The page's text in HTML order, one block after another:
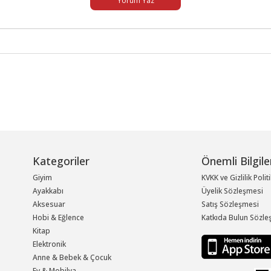
Kategoriler
Giyim
Ayakkabı
Aksesuar
Hobi & Eğlence
Kitap
Elektronik
Anne & Bebek & Çocuk
Önemli
KVKK ve Gizlilik
Üyelik Sözleşmesi
Satış Sözleşmesi
Katkıda Bulun